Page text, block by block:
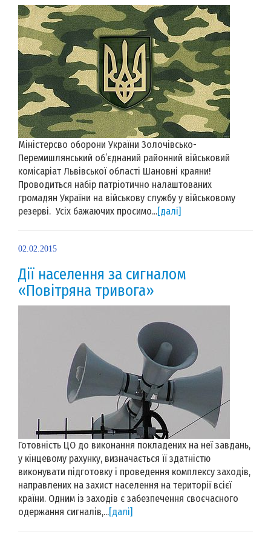
Міністерсво оборони України Золочівсько-
Перемишлянський об’єднаний районний військовий
комісаріат Львівської області Шановні краяни!
Проводиться набір патріотично налаштованих
громадян України на військову службу у військовому
резерві. Усіх бажаючих просимо...[далі]
02.02.2015
Дії населення за сигналом
«Повітряна тривога»
Готовність ЦО до виконання покладених на неї завдань,
у кінцевому рахунку, визначається її здатністю
виконувати підготовку і проведення комплексу заходів,
направлених на захист населення на території всієї
країни. Одним із заходів є забезпечення своєчасного
одержання сигналів,...[далі]